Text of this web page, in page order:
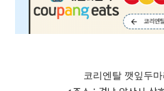
코리엔탈 깻잎두